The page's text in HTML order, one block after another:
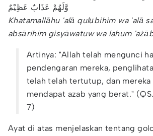
وَّلَهُمْ عَذَابٌ عَظِيْمٌ
Khatamallāhu 'alā qulụbihim wa 'alā
absārihim gisyāwatuw wa lahum
Artinya: "Allah telah mengunci
pendengaran mereka,
telah telah tertutup, dan mereka
mendapat azab yang berat."
7)
Ayat di atas menjelaskan tentang